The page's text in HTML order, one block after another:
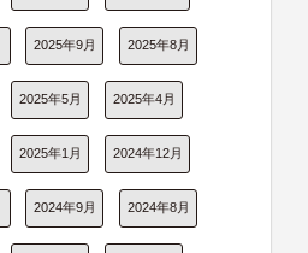
2025年9月 2025年8月
2025年5月 2025年4月
2025年1月 2024年12月
2024年9月 2024年8月